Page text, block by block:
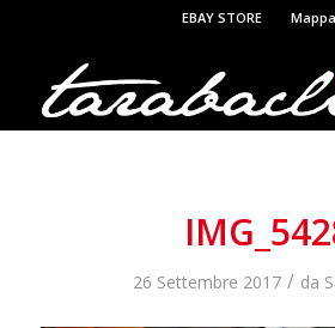
EBAY STORE
26 Settembre 2017 / da